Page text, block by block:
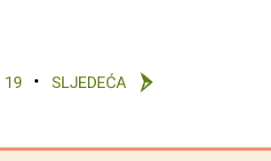
19 SLJEDEĆA